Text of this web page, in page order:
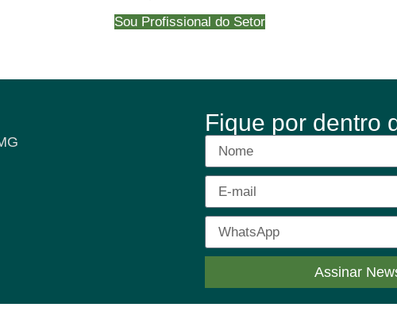
Sou Profissional do Setor
Fique por dentro
Assinar